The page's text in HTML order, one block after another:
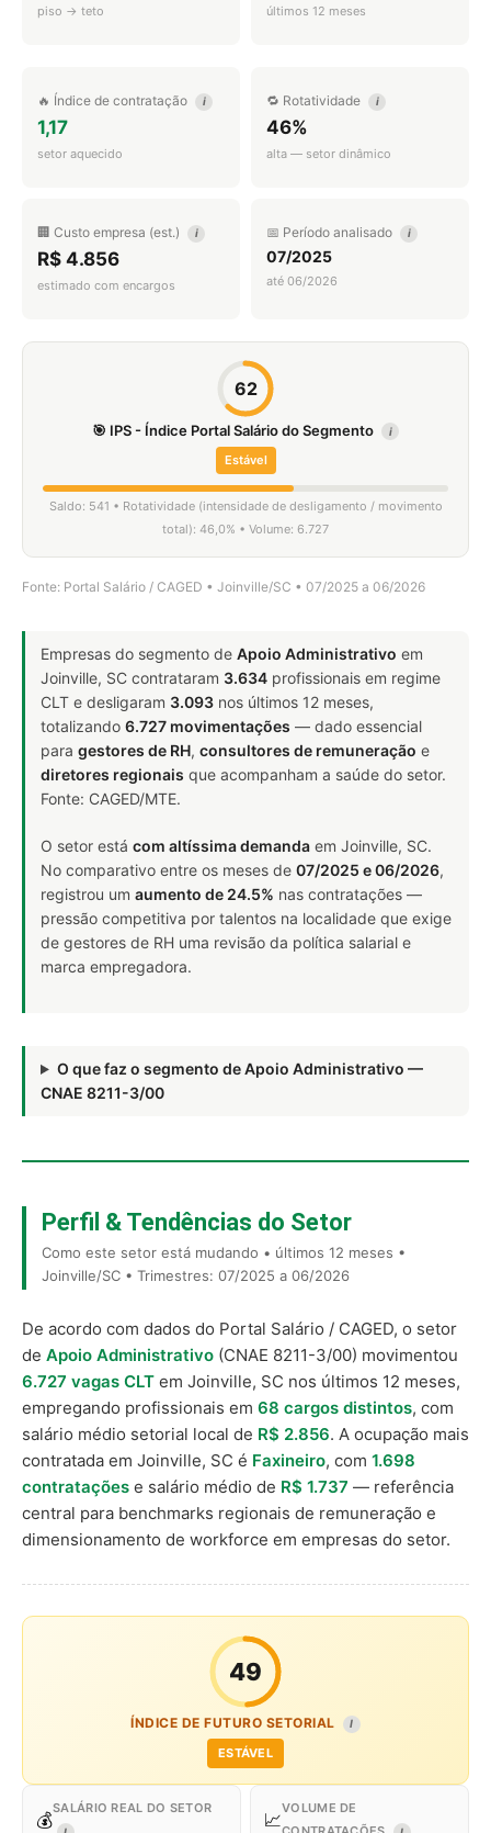
piso → teto últimos 12 meses
🔥 Índice de contratação i
1,17
setor aquecido
🔁 Rotatividade i
46%
alta — setor dinâmico
🏢 Custo empresa (est.) i
R$ 4.856
estimado com encargos
📅 Período analisado i
07/2025
até 06/2026
62
🎯 IPS - Índice Portal Salário do Segmento i
Estável
Saldo: 541 • Rotatividade (intensidade de desligamento / movimento
total): 46,0% • Volume: 6.727
Fonte: Portal Salário / CAGED • Joinville/SC • 07/2025 a 06/2026
Empresas do segmento de Apoio Administrativo em
Joinville, SC contrataram 3.634 profissionais em regime
CLT e desligaram 3.093 nos últimos 12 meses,
totalizando 6.727 movimentações — dado essencial
para gestores de RH, consultores de remuneração e
diretores regionais que acompanham a saúde do setor.
Fonte: CAGED/MTE.
O setor está com altíssima demanda em Joinville, SC.
No comparativo entre os meses de 07/2025 e 06/2026,
registrou um aumento de 24.5% nas contratações —
pressão competitiva por talentos na localidade que exige
de gestores de RH uma revisão da política salarial e
marca empregadora.
O que faz o segmento de Apoio Administrativo —
CNAE 8211-3/00
Perfil & Tendências do Setor
Como este setor está mudando • últimos 12 meses •
Joinville/SC • Trimestres: 07/2025 a 06/2026
De acordo com dados do Portal Salário / CAGED, o setor
de Apoio Administrativo (CNAE 8211-3/00) movimentou
6.727 vagas CLT em Joinville, SC nos últimos 12 meses,
empregando profissionais em 68 cargos distintos, com
salário médio setorial local de R$ 2.856. A ocupação mais
contratada em Joinville, SC é Faxineiro, com 1.698
contratações e salário médio de R$ 1.737 — referência
central para benchmarks regionais de remuneração e
dimensionamento de workforce em empresas do setor.
49
ÍNDICE DE FUTURO SETORIAL I
ESTÁVEL
💰
SALÁRIO REAL DO SETOR
📈
VOLUME DE